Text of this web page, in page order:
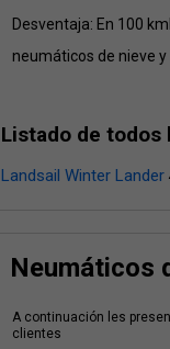
Desventaja: En 100
neumáticos de nieve
Listado de todos
Landsail Winter Lander
Neumáticos
A continuación les
clientes